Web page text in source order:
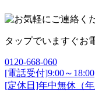
タップでいますぐお
0120-668-060
[電話受付]9:00～18:00
[定休日]年中無休（